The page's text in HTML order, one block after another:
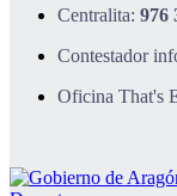
Centralita: 976
Contestador
Oficina That's